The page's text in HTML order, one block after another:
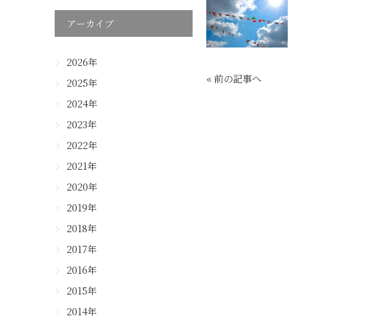
« 前の記事へ
アーカイブ
2026年
2025年
2024年
2023年
2022年
2021年
2020年
2019年
2018年
2017年
2016年
2015年
2014年